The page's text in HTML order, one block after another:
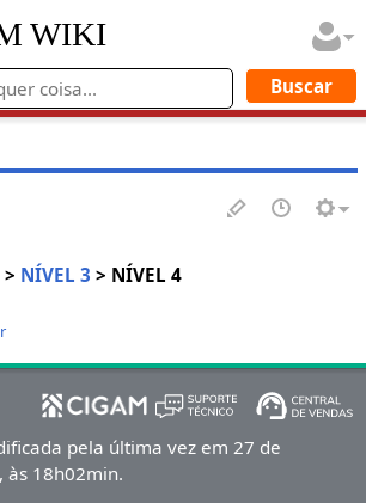
WIKI
> NÍVEL 3 > NÍVEL 4
pela última vez em 27 de
às 18h02min.